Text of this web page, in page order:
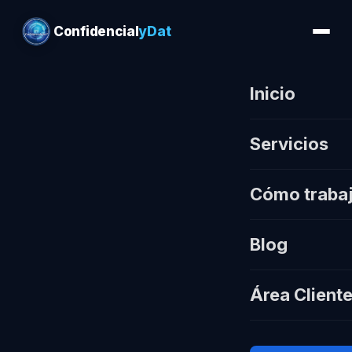
ConfidencialyDat
Inicio
Servicios
Cómo
Blog
Área Cliente